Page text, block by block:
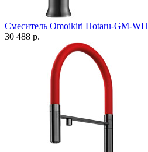
Смеситель Omoikiri Hotaru-GM-WH
30 488 р.